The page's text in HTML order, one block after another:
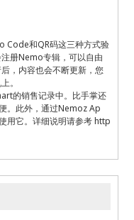
Code和QR码这三种方式验
册Nemo专辑，可以自由
，内容也会不断更新，您
。
的销售记录中。比手掌还
。此外，通过Nemoz Ap
用它。详细说明请参考 http